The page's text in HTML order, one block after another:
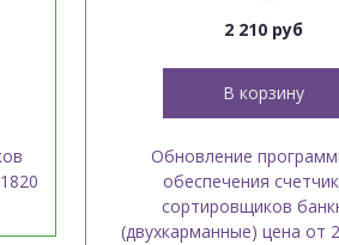
2 210 руб
В корзину
Обновление
обеспечения
сортировщиков
(двухкарманные) цена от